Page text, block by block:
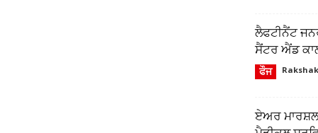
ਲੈਫਟੀਨੈਂਟ
ਸੈਂਟਰ ਐਂਡ
ਫੌਜ
ਏਅਰ